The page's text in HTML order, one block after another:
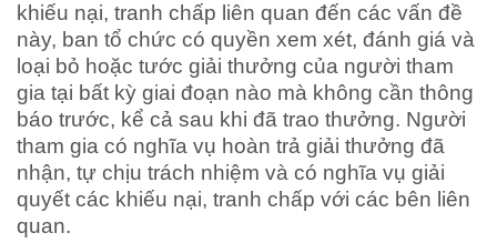
khiếu nại, tranh chấp liên quan đến các vấn đề
này, ban tổ chức có quyền xem xét, đánh giá và
loại bỏ hoặc tước giải thưởng của người tham
gia tại bất kỳ giai đoạn nào mà không cần thông
báo trước, kể cả sau khi đã trao thưởng. Người
tham gia có nghĩa vụ hoàn trả giải thưởng đã
nhận, tự chịu trách nhiệm và có nghĩa vụ giải
quyết các khiếu nại, tranh chấp với các bên liên
quan.